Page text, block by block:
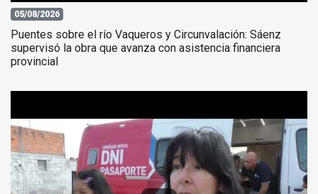
05/08/2026
Puentes sobre el río Vaqueros y Circunvalación: Sáenz
supervisó la obra que avanza con asistencia financiera
provincial